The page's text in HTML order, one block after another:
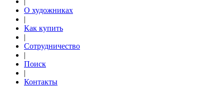
О художниках
|
Как купить
|
Сотрудничество
|
Поиск
|
Контакты